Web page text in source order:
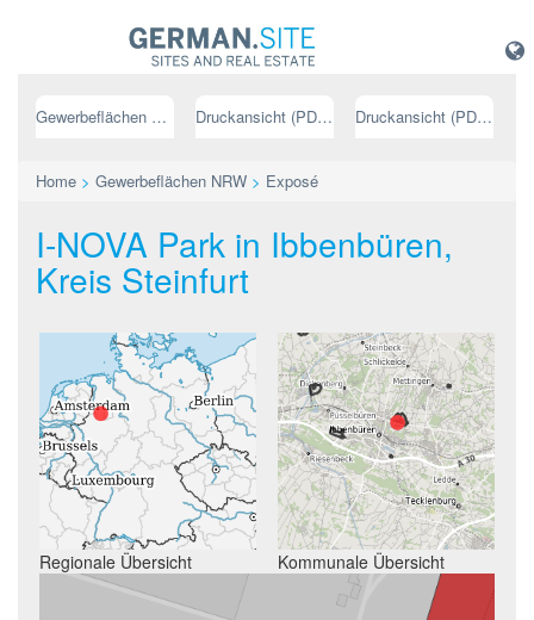
Gewerbeflächen NRW Druckansicht (PDF) // deutsch Druckansicht (PDF) // englisch
Home > Gewerbeflächen NRW > Exposé
I-NOVA Park in Ibbenbüren,
Kreis Steinfurt
Regionale Übersicht Kommunale Übersicht